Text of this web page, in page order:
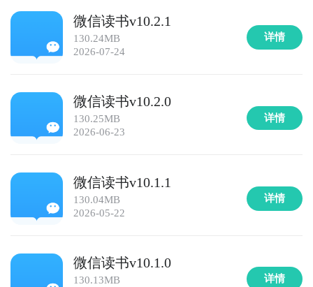
微信读书v10.2.1
130.24MB
2026-07-24
详情
微信读书v10.2.0
130.25MB
2026-06-23
详情
微信读书v10.1.1
130.04MB
2026-05-22
详情
微信读书v10.1.0
130.13MB
详情